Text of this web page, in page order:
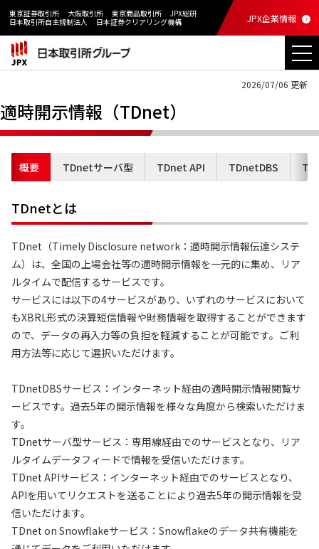
東京証券取引所 大阪取引所 東京商品取引所
JPX総研
日本取引所自主規制法人
日本証券クリアリング機構 JPX企業情報
2026/07/06 更新
適時開示情報（TDnet）
概要 TDnetサーバ型 TDnet API TDnetDBS
TDnetとは
TDnet（Timely Disclosure network：適時開示情報伝達システ
ム）は、全国の上場会社等の適時開示情報を一元的に集め、リア
ルタイムで配信するサービスです。
サービスには以下の4サービスがあり、いずれのサービスにおいて
もXBRL形式の決算短信情報や財務情報を取得することができます
ので、データの再入力等の負担を軽減することが可能です。ご利
用方法等に応じて選択いただけます。
TDnetDBSサービス：インターネット経由の適時開示情報閲覧サ
ービスです。過去5年の開示情報を様々な角度から検索いただけま
す。
TDnetサーバ型サービス：専用線経由でのサービスとなり、リア
ルタイムデータフィードで情報を受信いただけます。
TDnet APIサービス：インターネット経由でのサービスとなり、
APIを用いてリクエストを送ることにより過去5年の開示情報を受
信いただけます。
TDnet on Snowflakeサービス：Snowflakeのデータ共有機能を